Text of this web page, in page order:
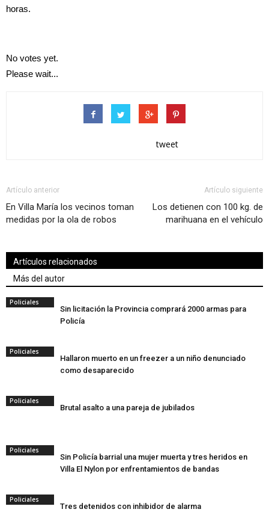
horas.
No votes yet.
Please wait...
tweet
Artículo anterior
En Villa María los vecinos toman
medidas por la ola de robos
Artículo siguiente
Los detienen con 100 kg. de
marihuana en el vehículo
Artículos relacionados
Más del autor
Policiales
Sin licitación la Provincia comprará 2000 armas para
Policía
Policiales
Hallaron muerto en un freezer a un niño denunciado
como desaparecido
Policiales
Brutal asalto a una pareja de jubilados
Policiales
Sin Policía barrial una mujer muerta y tres heridos en
Villa El Nylon por enfrentamientos de bandas
Policiales
Tres detenidos con inhibidor de alarma